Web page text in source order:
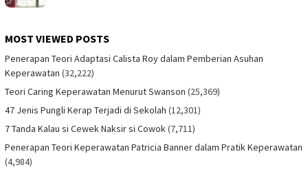
MOST VIEWED POSTS
Penerapan Teori Adaptasi Calista Roy dalam Pemberian Asuhan
Keperawatan (32,222)
Teori Caring Keperawatan Menurut Swanson (25,369)
47 Jenis Pungli Kerap Terjadi di Sekolah (12,301)
7 Tanda Kalau si Cewek Naksir si Cowok(7,711)
Penerapan Teori Keperawatan Patricia Banner dalam Pratik Keperawatan
(4,984)